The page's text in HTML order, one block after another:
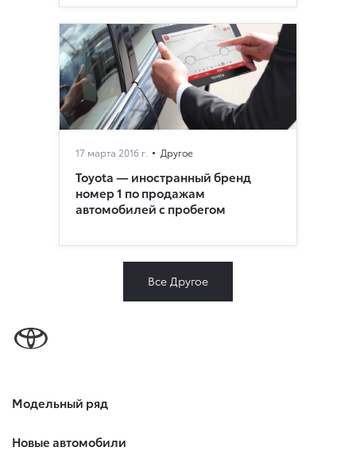
17 марта 2016 г. Другое
Toyota — иностранный бренд
номер 1 по продажам
автомобилей с пробегом
Все Другое
Модельный ряд
Новые автомобили